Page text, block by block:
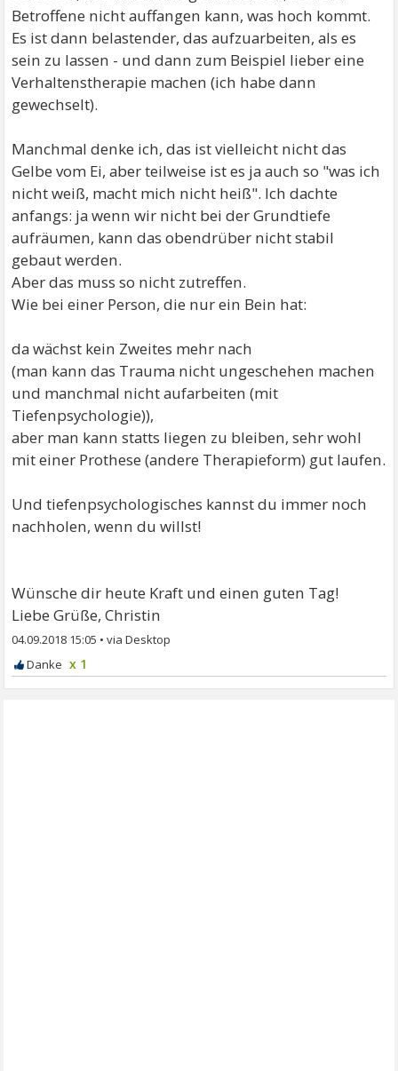
Betroffene nicht auffangen kann, was hoch kommt.
Es ist dann belastender, das aufzuarbeiten, als es
sein zu lassen - und dann zum Beispiel lieber eine
Verhaltenstherapie machen (ich habe dann
gewechselt).
Manchmal denke ich, das ist vielleicht nicht das
Gelbe vom Ei, aber teilweise ist es ja auch so "was ich
nicht weiß, macht mich nicht heiß". Ich dachte
anfangs: ja wenn wir nicht bei der Grundtiefe
aufräumen, kann das obendrüber nicht stabil
gebaut werden.
Aber das muss so nicht zutreffen.
Wie bei einer Person, die nur ein Bein hat:
da wächst kein Zweites mehr nach
(man kann das Trauma nicht ungeschehen machen
und manchmal nicht aufarbeiten (mit
Tiefenpsychologie)),
aber man kann statts liegen zu bleiben, sehr wohl
mit einer Prothese (andere Therapieform) gut laufen.
Und tiefenpsychologisches kannst du immer noch
nachholen, wenn du willst!
Wünsche dir heute Kraft und einen guten Tag!
Liebe Grüße, Christin
04.09.2018 15:05 •
x 1